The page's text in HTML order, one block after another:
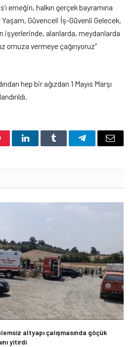
emeğin, halkın gerçek bayramına
Güvenceli İş-Güvenli Gelecek,
işyerlerinde, alanlarda, meydanlarda
omuza vermeye çağırıyoruz”
hep bir ağızdan 1 Mayıs Marşı
LinkedInTumblr TelegramEmail
altyapı çalışmasında göçük
yitirdi